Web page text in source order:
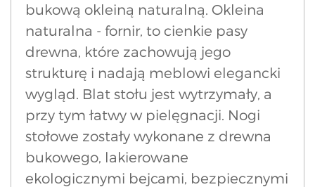
bukową okleiną naturalną. Okleina
naturalna - fornir, to cienkie pasy
drewna, które zachowują jego
strukturę i nadają meblowi elegancki
wygląd. Blat stołu jest wytrzymały, a
przy tym łatwy w pielęgnacji. Nogi
stołowe zostały wykonane z drewna
bukowego, lakierowane
ekologicznymi bejcami, bezpiecznymi